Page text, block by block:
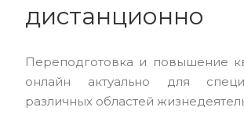
дистанционно
Переподготовка и повышение
онлайн актуально для
различных областей